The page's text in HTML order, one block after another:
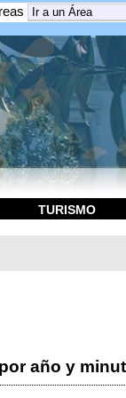
TURISMO
año y